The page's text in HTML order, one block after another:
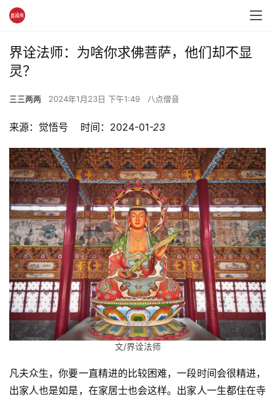
界诠法师：为啥你求佛菩萨，他们却不显
灵？
三三两两 2024年1月23日 下午1:49 八点僧音
来源：觉悟号    时间：2024-01-23
文/界诠法师
凡夫众生，你要一直精进的比较困难，一段时间会很精进，
出家人也是如是，在家居士也会这样。出家人一生都住在寺